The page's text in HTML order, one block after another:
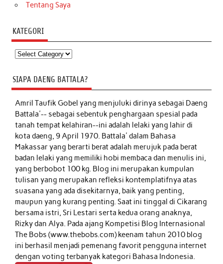
Tentang Saya
KATEGORI
Kategori
SIAPA DAENG BATTALA?
Amril Taufik Gobelyang menjuluki dirinya sebagai Daeng
Battala'-- sebagai sebentuk penghargaan spesial pada
tanah tempat kelahiran--ini adalah lelaki yang lahir di
kota daeng, 9 April 1970. Battala' dalam Bahasa
Makassar yang berarti berat adalah merujuk pada berat
badan lelaki yang memiliki hobi membaca dan menulis ini,
yang berbobot 100 kg. Blog ini merupakan kumpulan
tulisan yang merupakan refleksi kontemplatifnya atas
suasana yang ada disekitarnya, baik yang penting,
maupun yang kurang penting. Saat ini tinggal di Cikarang
bersama istri, Sri Lestari serta kedua orang anaknya,
Rizky dan Alya. Pada ajang Kompetisi Blog Internasional
The Bobs (www.thebobs.com) keenam tahun 2010 blog
ini berhasil menjadi pemenang favorit pengguna internet
dengan voting terbanyak kategori Bahasa Indonesia.